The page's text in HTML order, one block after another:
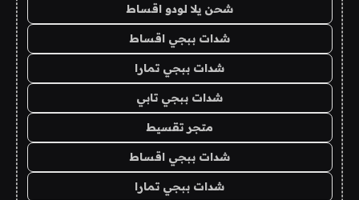
شحن يلا لودو اقساط
شدات ببجي اقساط
شدات ببجي تمارا
شدات ببجي تابي
متجر تقسيط
شدات ببجي اقساط
شدات ببجي تمارا